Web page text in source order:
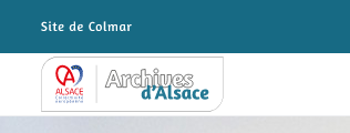
Archives Alsace - Colmar